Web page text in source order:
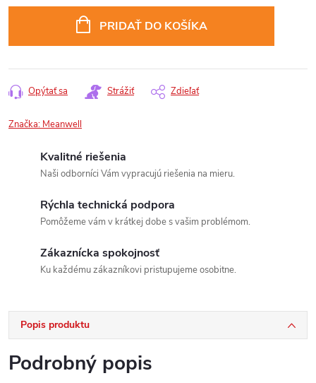
PRIDAŤ DO KOŠÍKA
Opýtať sa Strážiť Zdieľať
Značka: Meanwell
Kvalitné riešenia
Naši odborníci Vám vypracujú riešenia na mieru.
Rýchla technická podpora
Pomôžeme vám v krátkej dobe s vašim problémom.
Zákaznícka spokojnosť
Ku každému zákazníkovi pristupujeme osobitne.
Popis produktu
Podrobný popis